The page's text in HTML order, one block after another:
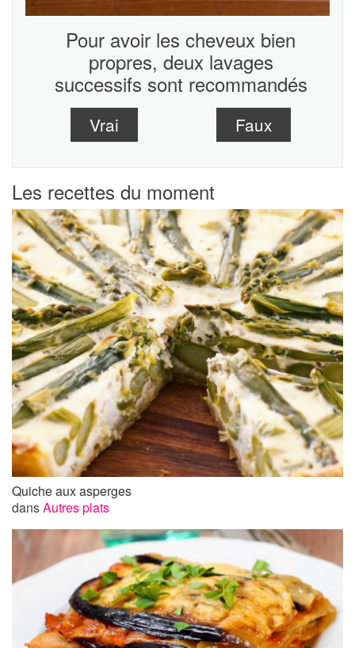
Pour avoir les cheveux bien
propres, deux lavages
successifs sont recommandés
Vrai Faux
Les recettes du moment
Quiche aux asperges
dansAutres plats